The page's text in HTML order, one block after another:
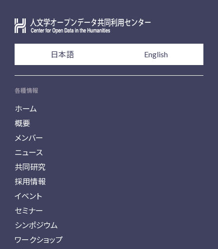
日本語 English
各種情報
ホーム
概要
メンバー
ニュース
共同研究
採用情報
イベント
セミナー
シンポジウム
ワークショップ